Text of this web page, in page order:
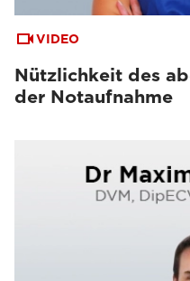
VIDEO
Nützlichkeit des
der Notaufnahme